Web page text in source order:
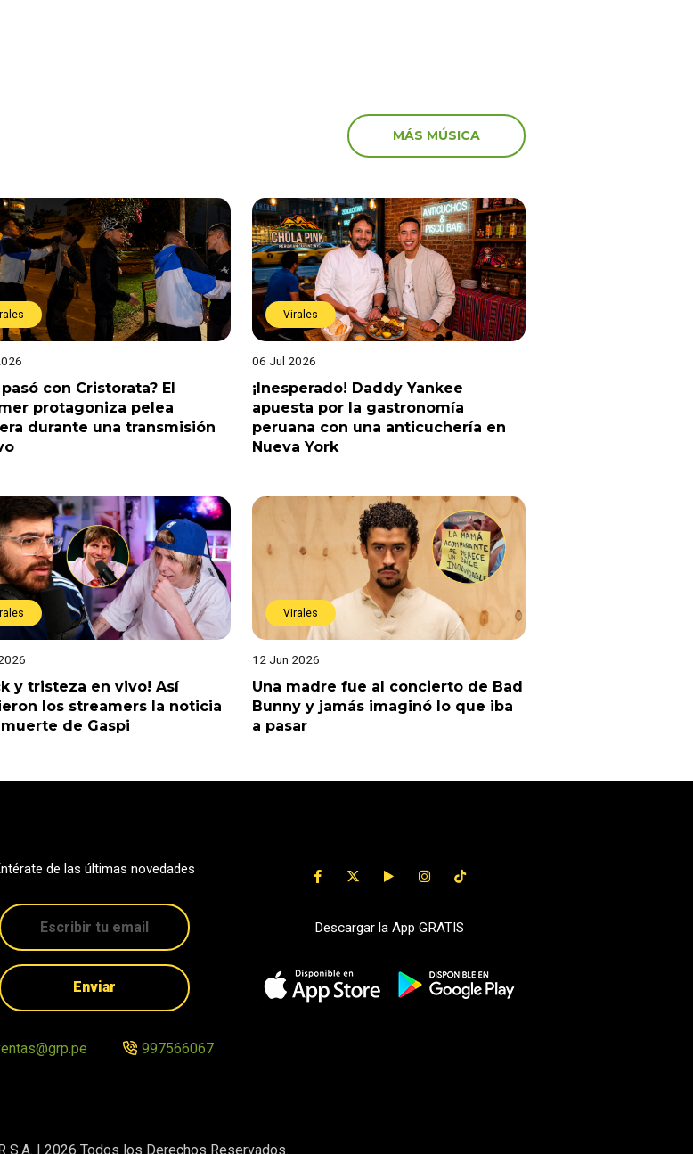
MÁS MÚSICA
pasó con Cristorata? El
protagoniza pelea
durante una transmisión
Virales
06 Jul 2026
¡Inesperado! Daddy Yankee
apuesta por la gastronomía
peruana con una anticuchería en
Nueva York
y tristeza en vivo! Así
los streamers la noticia
de Gaspi
Virales
12 Jun 2026
Una madre fue al concierto de Bad
Bunny y jamás imaginó lo que iba
a pasar
de las últimas novedades
Enviar
997566067
Descargar la App GRATIS
S.A. | 2026 Todos los Derechos Reservados.